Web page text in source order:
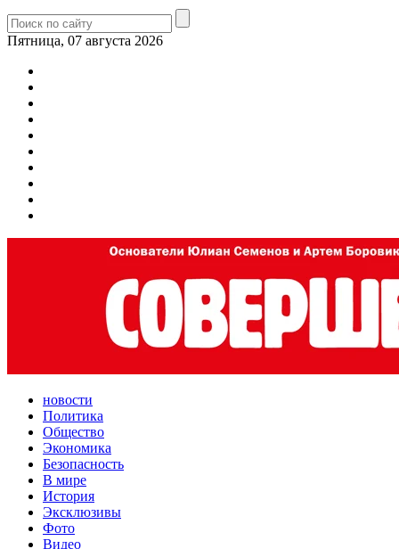
Пятница, 07 августа 2026
новости
Политика
Общество
Экономика
Безопасность
В мире
История
Эксклюзивы
Фото
Видео